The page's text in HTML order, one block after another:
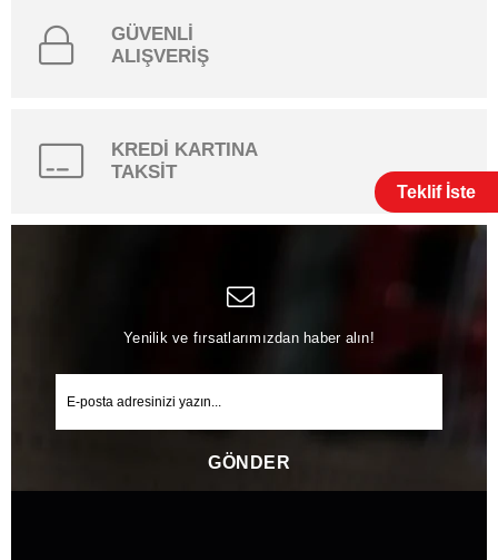
Teklif İste
GÜVENLİ
ALIŞVERİŞ
KREDİ KARTINA
TAKSİT
Yenilik ve fırsatlarımızdan haber alın!
GÖNDER